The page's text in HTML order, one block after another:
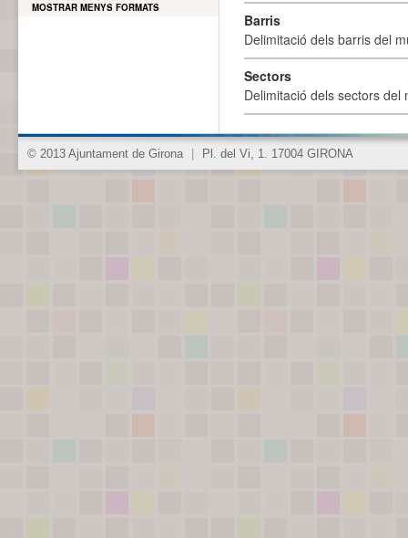
Barris
Delimitació dels barris del
Sectors
Delimitació dels sectors del
MOSTRAR MENYS FORMATS
© 2013 Ajuntament de Girona Pl. del Vi, 1. 17004 GIRONA